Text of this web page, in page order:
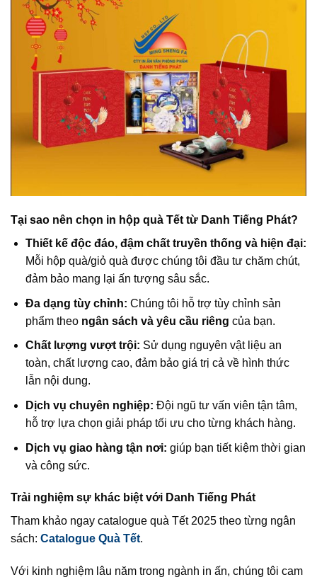
Tại sao nên chọn in hộp quà Tết từ Danh Tiếng Phát?
Thiết kế độc đáo, đậm chất truyền thống và hiện đại:
Mỗi hộp quà/giỏ quà được chúng tôi đầu tư chăm chút,
đảm bảo mang lại ấn tượng sâu sắc.
Đa dạng tùy chỉnh: Chúng tôi hỗ trợ tùy chỉnh sản
phẩm theo ngân sách và yêu cầu riêng của bạn.
Chất lượng vượt trội: Sử dụng nguyên vật liệu an
toàn, chất lượng cao, đảm bảo giá trị cả về hình thức
lẫn nội dung.
Dịch vụ chuyên nghiệp: Đội ngũ tư vấn viên tận tâm,
hỗ trợ lựa chọn giải pháp tối ưu cho từng khách hàng.
Dịch vụ giao hàng tận nơi: giúp bạn tiết kiệm thời gian
và công sức.
Trải nghiệm sự khác biệt với Danh Tiếng Phát
Tham khảo ngay catalogue quà Tết 2025 theo từng ngân
sách: Catalogue Quà Tết.
Với kinh nghiệm lâu năm trong ngành in ấn, chúng tôi cam